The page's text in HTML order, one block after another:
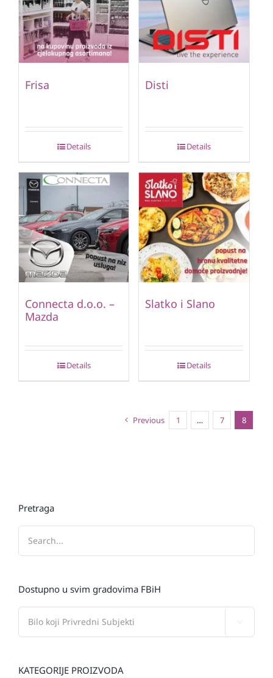
Frisa
Details
Disti
Details
Connecta d.o.o. –
Mazda
Details
Slatko i Slano
Details
Previous 1 … 7 8
Pretraga
Dostupno u svim gradovima FBiH
KATEGORIJE PROIZVODA